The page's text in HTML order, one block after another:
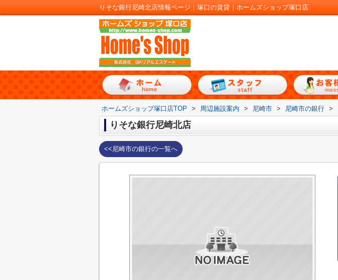
りそな銀行尼崎北店情報ページ｜塚口の賃貸｜ホームズショップ塚口店
ホームズショップ塚口店TOP > 周辺施設案内 > 尼崎市 > 尼崎市の銀行 >
りそな銀行尼崎北店
<<尼崎市の銀行の一覧へ